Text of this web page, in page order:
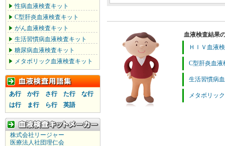
性病血液検査キット
C型肝炎血液検査キット
がん血液検査キット
生活習慣病血液検査キット
糖尿病血液検査キット
メタボリック血液検査キット
あ行 か行 さ行 た行
な行
は行
ま行 ら行 英語
株式会社リージャー
医療法人社団理仁会
血液検査結果
ＨＩＶ血液
C型肝炎血液
生活習慣病
メタボリッ